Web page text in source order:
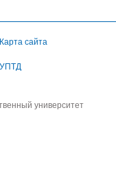
Карта сайта
университет